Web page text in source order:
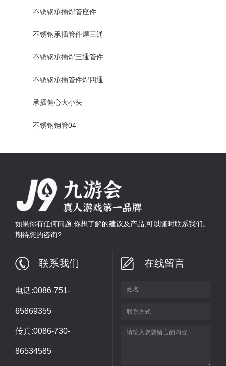
不锈钢承插焊管座件
不锈钢承插管件焊三通
不锈钢承插焊三通管件
不锈钢承插管件焊四通
承插偏心大小头
不锈钢钢管04
如果你有任何问题,你想了解的建议及产品,可以随时联系我们。
期待您的咨询?
联系我们
电话:0086-751-
65869355
传真:0086-730-
86534585
在线留言